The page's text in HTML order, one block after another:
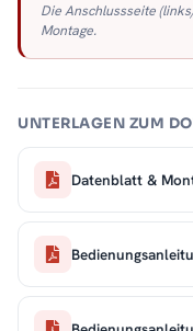
Die Anschlussseite
Montage.
UNTERLAGEN ZUM
Datenblatt &